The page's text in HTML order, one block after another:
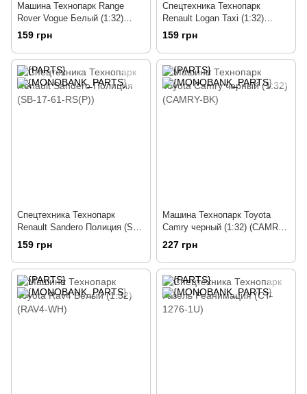
Машина Технопарк Range
Rover Vogue Белый (1:32)
(VOGUE-WT)
159 грн
Спецтехника Технопарк
Renault Logan Taxi (1:32)
(LOGAN-T)
159 грн
Спецтехника Технопарк
Renault Sandero Полиция (SB-
17-61-RS(P))
159 грн
Машина Технопарк Toyota
Camry черный (1:32) (CAMRY-
BK)
227 грн